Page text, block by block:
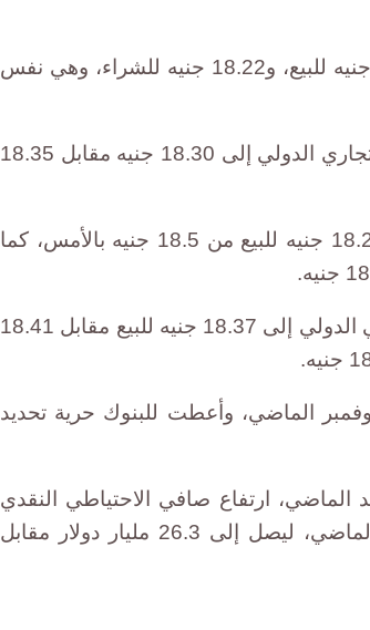
وفي بنك مصر استقر الدولار عند 18.27 جنيه للبيع، و18.22 جنيه للشراء، وهي نفس
بينما انخفض سعر بيع الدولار في البنك التجاري الدولي إلى 18.30 جنيه مقابل 18.35
كما تراجع الدولار في بنك القاهرة إلى 18.27 جنيه للبيع من 18.5 جنيه بالأمس، كما
وانخفض الدولار في البنك العربي الأفريقي الدولي إلى 18.37 جنيه للبيع مقابل 18.41
مصر سعر صرف الجنيه في 3 نوفمبر الماضي، وأعطت للبنوك حرية تحديد
الماضي، ارتفاع صافي الاحتياطي النقدي
لديه بحوالي 2.1 مليار جنيه خلال يناير الماضي، ليصل إلى 26.3 مليار دولار مقابل